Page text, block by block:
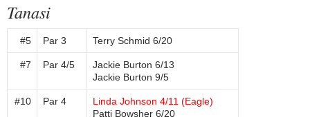
Tanasi
#5 Par 3 Terry Schmid 6/20
#7 Par 4/5
Jackie Burton 6/13
Jackie Burton 9/5
#10 Par 4
Linda Johnson 4/11 (Eagle)
Patti Bowsher 6/20